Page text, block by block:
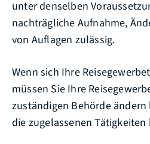
unter denselben
nachträgliche Aufnahme,
von Auflagen zulässig.
Wenn sich Ihre
müssen Sie Ihre
zuständigen Behörde
die zugelassenen